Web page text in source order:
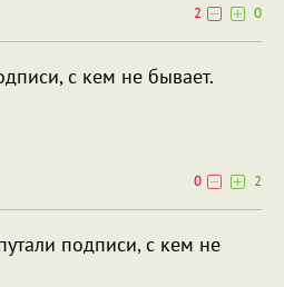
2
0
с кем не бывает.
0
2
подписи, с кем не